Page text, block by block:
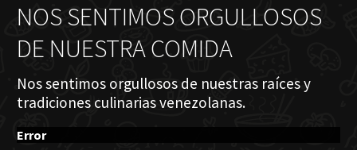
NOS SENTIMOS ORGULLOSOS
DE NUESTRA COMIDA
Nos sentimos orgullosos de nuestras raíces y
tradiciones culinarias venezolanas.
Error